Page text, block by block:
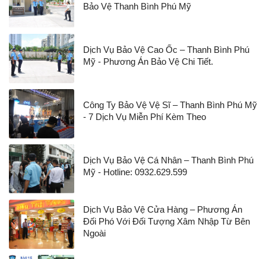
Bảo Vệ Thanh Bình Phú Mỹ
Dịch Vụ Bảo Vệ Cao Ốc – Thanh Bình Phú
Mỹ - Phương Án Bảo Vệ Chi Tiết.
Công Ty Bảo Vệ Vệ Sĩ – Thanh Bình Phú Mỹ
- 7 Dịch Vụ Miễn Phí Kèm Theo
Dịch Vụ Bảo Vệ Cá Nhân – Thanh Bình Phú
Mỹ - Hotline: 0932.629.599
Dịch Vụ Bảo Vệ Cửa Hàng – Phương Án
Đối Phó Với Đối Tượng Xâm Nhập Từ Bên
Ngoài